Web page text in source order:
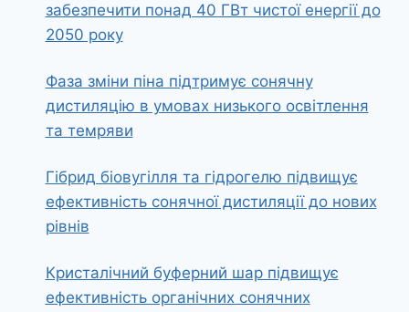
забезпечити понад 40 ГВт чистої енергії до
2050 року
Фаза зміни піна підтримує сонячну
дистиляцію в умовах низького освітлення
та темряви
Гібрид біовугілля та гідрогелю підвищує
ефективність сонячної дистиляції до нових
рівнів
Кристалічний буферний шар підвищує
ефективність органічних сонячних